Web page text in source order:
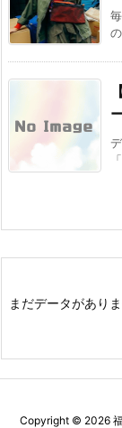
まだデータがありま
Copyright © 2026